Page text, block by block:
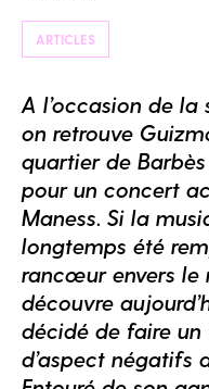
ARTICLES
A l’occasion de
on retrouve
quartier de
pour un concert
Maness. Si la
longtemps été
rancœur envers le
découvre
décidé de faire
d’aspect négatifs